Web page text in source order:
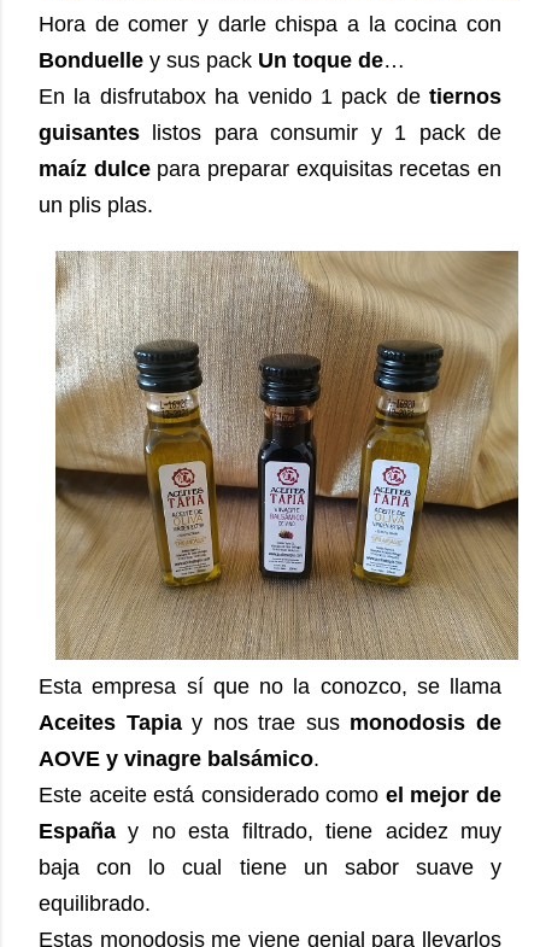
Hora de comer y darle chispa a la cocina con
Bonduelle y sus pack Un toque de…
En la disfrutabox ha venido 1 pack de tiernos
guisantes listos para consumir y 1 pack de
maíz dulcepara preparar exquisitas recetas en
un plis plas.
Esta empresa sí que no la conozco, se llama
Aceites Tapiay nos trae sus monodosis de
AOVE y vinagre balsámico.
Este aceite está considerado como el mejor de
España y no esta filtrado, tiene acidez muy
baja con lo cual tiene un sabor suave y
equilibrado.
Estas monodosis me viene genial para llevarlos